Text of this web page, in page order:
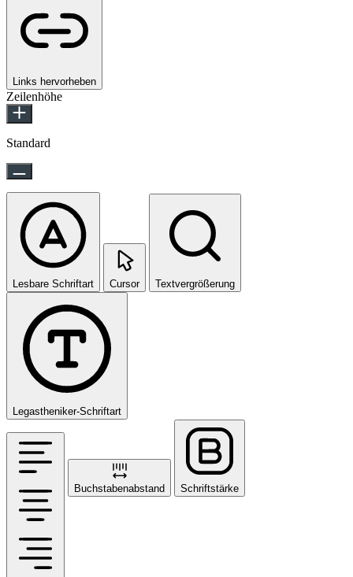
Links hervorheben
Zeilenhöhe
Standard
Lesbare Schriftart Cursor Textvergrößerung
Legastheniker-Schriftart
Buchstabenabstand Schriftstärke